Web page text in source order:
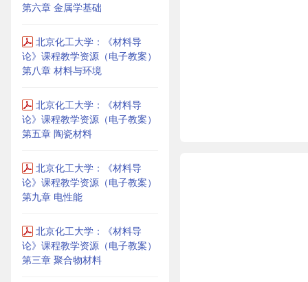
第六章 金属学基础
北京化工大学：《材料导
论》课程教学资源（电子教案）
第八章 材料与环境
北京化工大学：《材料导
论》课程教学资源（电子教案）
第五章 陶瓷材料
北京化工大学：《材料导
论》课程教学资源（电子教案）
第九章 电性能
北京化工大学：《材料导
论》课程教学资源（电子教案）
第三章 聚合物材料